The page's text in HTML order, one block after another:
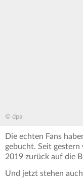
© dpa
Die echten Fans
gebucht. Seit
2019 zurück auf die
Und jetzt stehen